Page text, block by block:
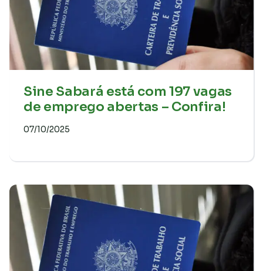
Sine Sabará está com 197 vagas
de emprego abertas – Confira!
07/10/2025